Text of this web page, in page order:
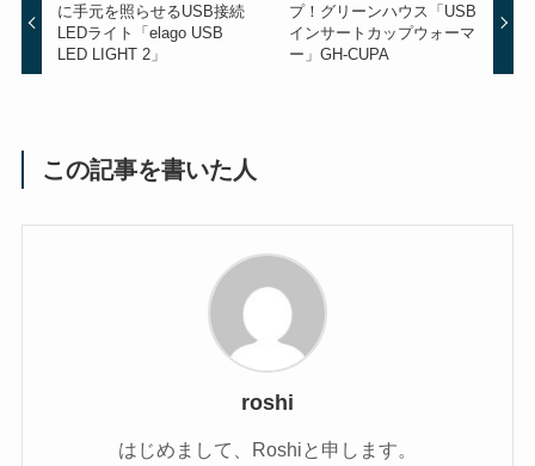
に手元を照らせるUSB接続
LEDライト「elago USB
LED LIGHT 2」
プ！グリーンハウス「USB
インサートカップウォーマ
ー」GH-CUPA
この記事を書いた人
roshi
はじめまして、Roshiと申します。